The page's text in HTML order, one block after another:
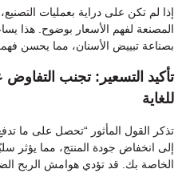
إذا لم تكن على دراية بعمليات
المصنعة لفهم الأسعار بوضوح. هذا
بصناعة تبييض الأسنان، مما يحسن
تأكيد التسعير: تجنب
للغاية
تذكر القول المأثور “تحصل على ما
إلى انخفاض جودة المنتج، مما يؤثر
الخاصة بك. قد تؤدي هوامش الربح